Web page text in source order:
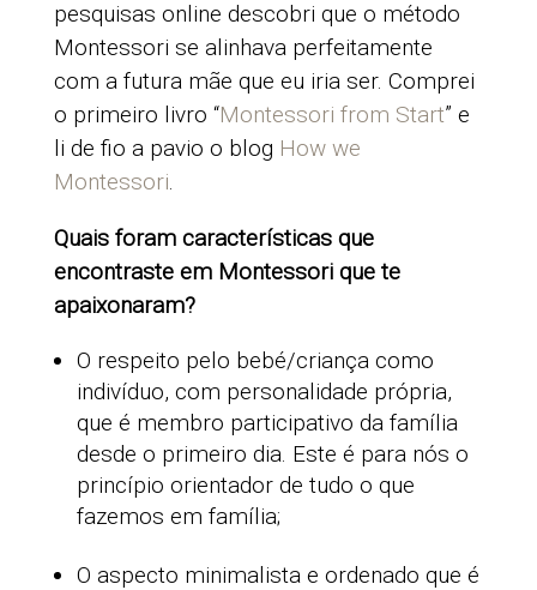
pesquisas online descobri que o método
Montessori se alinhava perfeitamente
com a futura mãe que eu iria ser. Comprei
o primeiro livro “Montessori from Start” e
li de fio a pavio o blog How we
Montessori.
Quais foram características que
encontraste em Montessori que te
apaixonaram?
O respeito pelo bebé/criança como
indivíduo, com personalidade própria,
que é membro participativo da família
desde o primeiro dia. Este é para nós o
princípio orientador de tudo o que
fazemos em família;
O aspecto minimalista e ordenado que é